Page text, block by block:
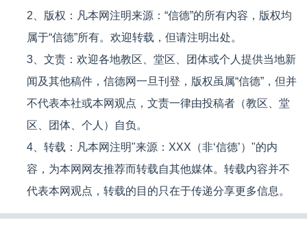
2、版权：凡本网注明来源：“信德”的所有内容，版权均
属于“信德”所有。欢迎转载，但请注明出处。
3、文责：欢迎各地教区、堂区、团体或个人提供当地新
闻及其他稿件，信德网一旦刊登，版权虽属“信德”，但并
不代表本社或本网观点，文责一律由投稿者（教区、堂
区、团体、个人）自负。
4、转载：凡本网注明"来源：XXX（非‘信德’）"的内
容，为本网网友推荐而转载自其他媒体。转载内容并不
代表本网观点，转载的目的只在于传递分享更多信息。